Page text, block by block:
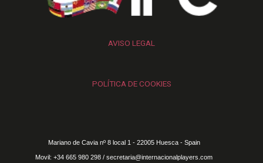
AVISO LEGAL
POLÍTICA DE COOKIES
Mariano de Cavia nº 8 local 1 - 22005 Huesca - Spain
Movil: +34 665 980 298 / secretaria@internacionalplayers.com